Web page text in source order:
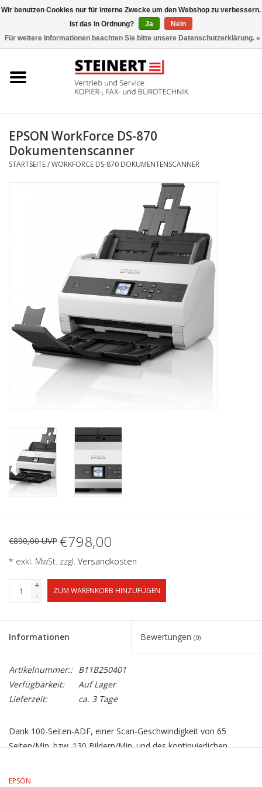
Büromaschinen- Service
Toner
EPSON WorkForce DS-870
Dokumentenscanner
STARTSEITE/WORKFORCE DS-870 DOKUMENTENSCANNER
€890,00 UVP €798,00
* exkl. MwSt. zzgl. Versandkosten
+
-
ZUM WARENKORB HINZUFÜGEN
Informationen Bewertungen (0)
Artikelnummer:: B11B250401
Verfügbarkeit:
Auf Lager
Lieferzeit:
ca. 3 Tage
Dank 100-Seiten-ADF, einer Scan-Geschwindigkeit von 65
Seiten/Min. bzw. 130 Bildern/Min. und des kontinuierlichen
EPSON
Wir benutzen Cookies nur für interne Zwecke um den Webshop zu verbessern.
Ist das in Ordnung?
Ja
Nein
Für weitere Informationen beachten Sie bitte unsere Datenschutzerklärung. »